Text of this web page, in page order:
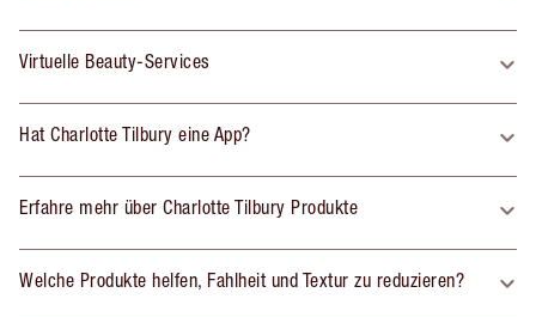
Virtuelle Beauty-Services
Hat Charlotte Tilbury eine App?
Erfahre mehr über Charlotte Tilbury Produkte
Welche Produkte helfen, Fahlheit und Textur zu reduzieren?